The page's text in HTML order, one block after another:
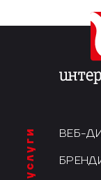
услуги
ВЕБ-